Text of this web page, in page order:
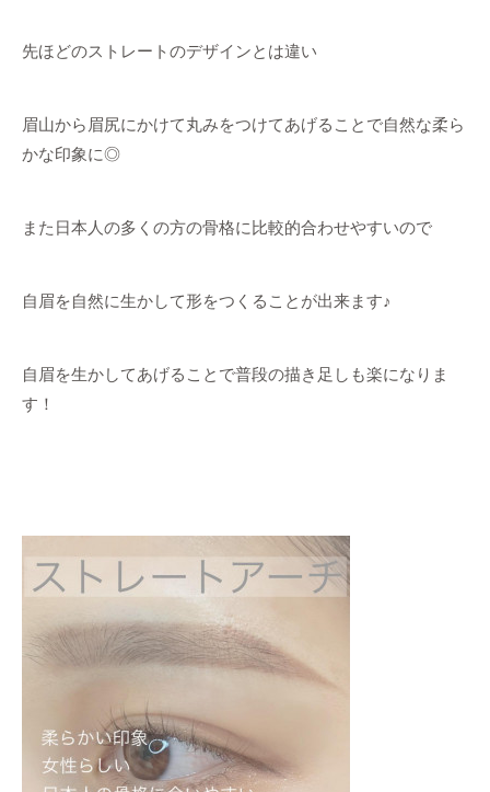
先ほどのストレートのデザインとは違い
眉山から眉尻にかけて丸みをつけてあげることで自然な柔ら
かな印象に◎
また日本人の多くの方の骨格に比較的合わせやすいので
自眉を自然に生かして形をつくることが出来ます♪
自眉を生かしてあげることで普段の描き足しも楽になりま
す！